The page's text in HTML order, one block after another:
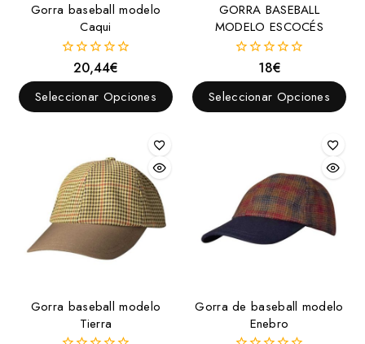
Gorra baseball modelo
Caqui
fuera
de
5
20,44€
Seleccionar Opciones
GORRA BASEBALL
MODELO ESCOCÉS
fuera
de
5
18€
Seleccionar Opciones
Gorra baseball modelo
Tierra
Gorra de baseball modelo
Enebro